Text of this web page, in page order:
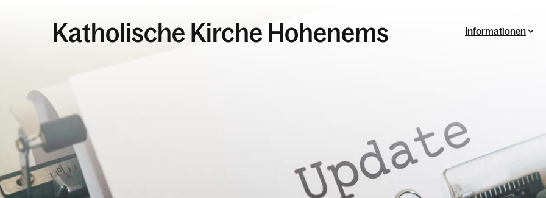
Katholische Kirche Hohenems Informationen